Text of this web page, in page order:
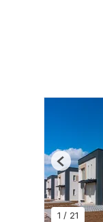
1 / 21
Previous